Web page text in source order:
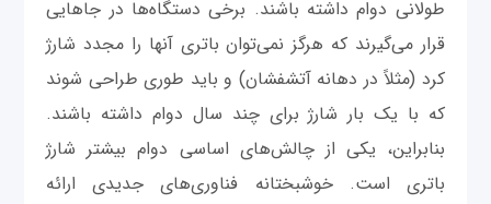
طولانی دوام داشته باشند. برخی دستگاه‌ها در جاهایی
قرار می‌گیرند که هرگز نمی‌توان باتری آنها را مجدد شارژ
کرد (مثلاً در دهانه آتشفشان) و باید طوری طراحی ‌شوند
که با یک بار شارژ برای چند سال دوام داشته باشند.
بنابراین، یکی از چالش‌های اساسی دوام بیشتر شارژ
باتری است. خوشبختانه فناوری‌های جدیدی ارائه